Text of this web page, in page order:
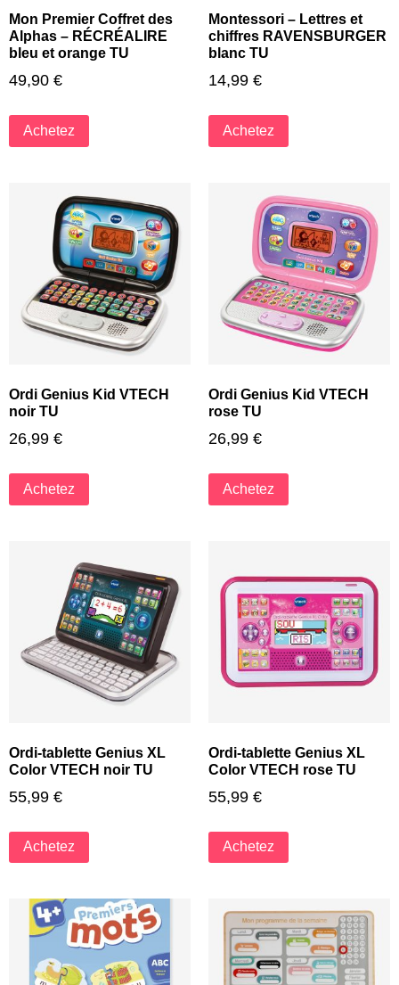
Mon Premier Coffret des
Alphas – RÉCRÉALIRE
bleu et orange TU
49,90 €
Achetez
Montessori – Lettres et
chiffres RAVENSBURGER
blanc TU
14,99 €
Achetez
Ordi Genius Kid VTECH
noir TU
26,99 €
Achetez
Ordi Genius Kid VTECH
rose TU
26,99 €
Achetez
Ordi-tablette Genius XL
Color VTECH noir TU
55,99 €
Achetez
Ordi-tablette Genius XL
Color VTECH rose TU
55,99 €
Achetez